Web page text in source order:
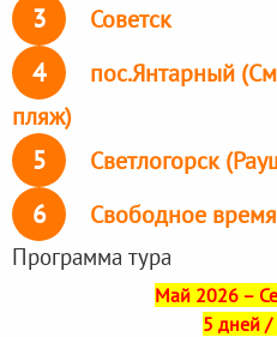
3 Советск
4
пос.Янтарный
пляж)
5 Светлогорск
6 Свободное
Программа тура
Май 2026 –
5 дней /